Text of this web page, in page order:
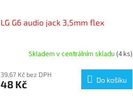
LG G6 audio jack 3,5mm flex
Skladem v centrálním skladu (4 ks)
39,67 Kč bez DPH
48 Kč Do košíku